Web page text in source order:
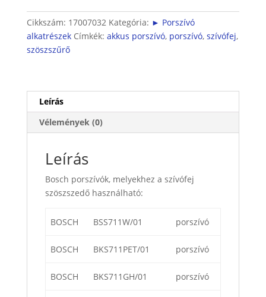
Cikkszám: 17007032 Kategória: ► Porszívó
alkatrészek Címkék: akkus porszívó, porszívó, szívófej,
szöszszűrő
Leírás
Vélemények (0)
Leírás
Bosch porszívók, melyekhez a szívófej
szöszszedő használható:
BOSCH BSS711W/01 porszívó
BOSCH BKS711PET/01 porszívó
BOSCH BKS711GH/01 porszívó